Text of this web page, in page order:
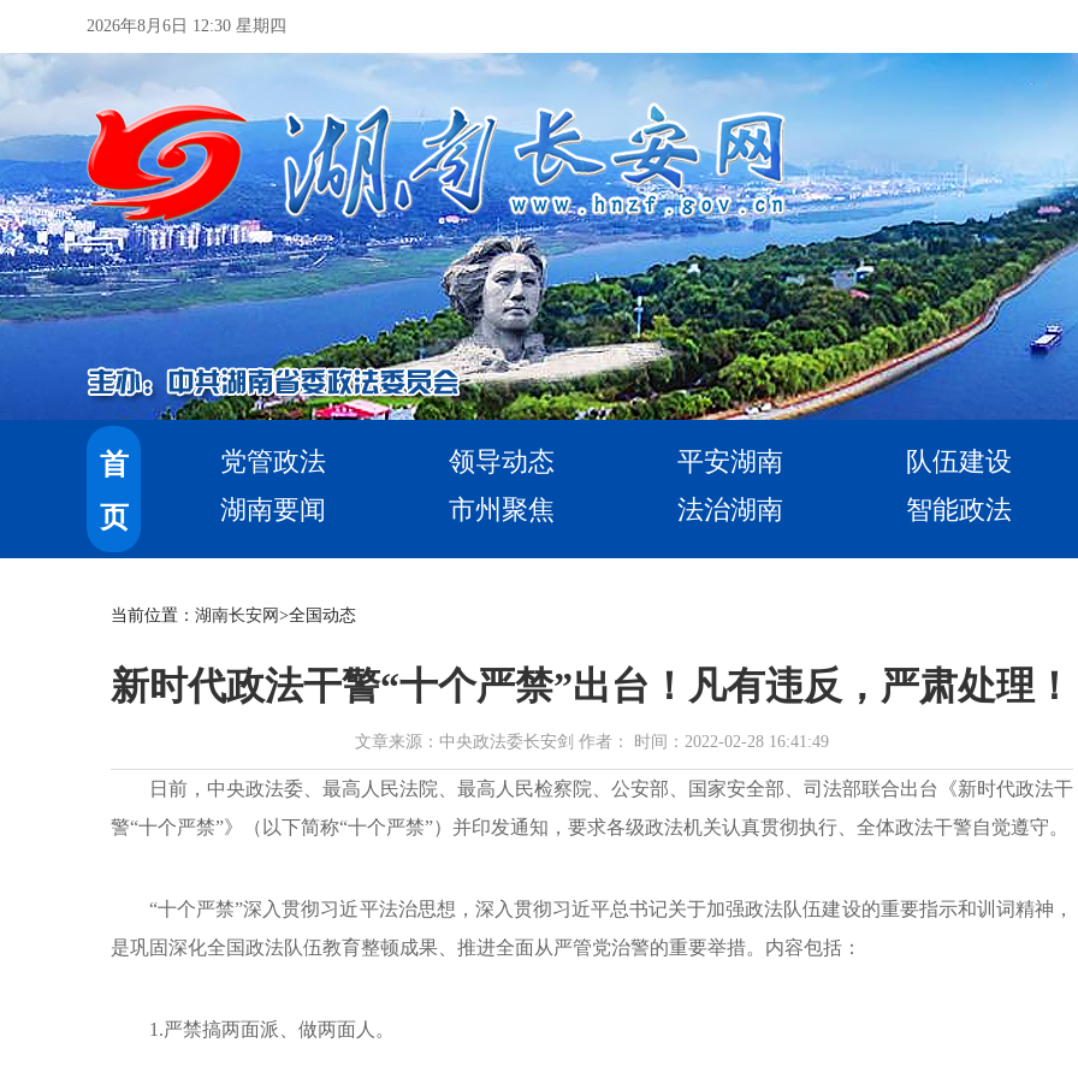
2026年8月6日 12:30 星期四
首
页
党管政法 领导动态 平安湖南
队伍建设
湖南要闻
市州聚焦 法治湖南 智能政法
当前位置： 湖南长安网 >全国动态
新时代政法干警“十个严禁”出台！凡有违反，严肃处理！
文章来源：中央政法委长安剑 作者： 时间：2022-02-28 16:41:49
日前，中央政法委、最高人民法院、最高人民检察院、公安部、国家安全部、司法部联合出台《新时代政法干
警“十个严禁”》（以下简称“十个严禁”）并印发通知，要求各级政法机关认真贯彻执行、全体政法干警自觉遵守。
“十个严禁”深入贯彻习近平法治思想，深入贯彻习近平总书记关于加强政法队伍建设的重要指示和训词精神，
是巩固深化全国政法队伍教育整顿成果、推进全面从严管党治警的重要举措。内容包括：
1.严禁搞两面派、做两面人。